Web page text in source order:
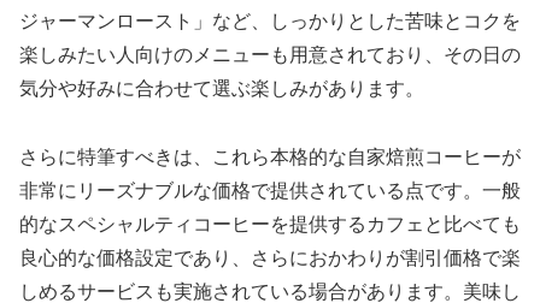
ジャーマンロースト」など、しっかりとした苦味とコクを
楽しみたい人向けのメニューも用意されており、その日の
気分や好みに合わせて選ぶ楽しみがあります。
さらに特筆すべきは、これら本格的な自家焙煎コーヒーが
非常にリーズナブルな価格で提供されている点です。一般
的なスペシャルティコーヒーを提供するカフェと比べても
良心的な価格設定であり、さらにおかわりが割引価格で楽
しめるサービスも実施されている場合があります。美味し